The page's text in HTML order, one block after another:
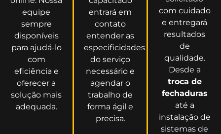
equipe
sempre
disponíveis
para ajudá-lo
com
eficiência e
oferecer a
solução mais
adequada.
entrará em
contato
entender as
especificidades
do serviço
necessário e
agendar o
trabalho de
forma ágil e
precisa.
com cuidado
e entregará
resultados
de
qualidade.
Desde a
troca de
fechaduras
até a
instalação de
sistemas de